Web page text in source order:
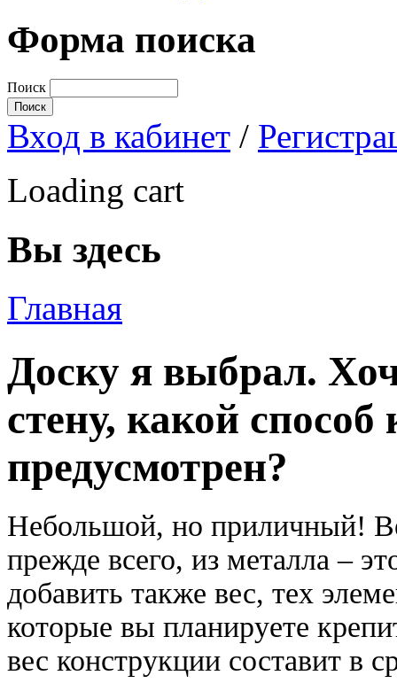
Форма поиска
Поиск
Вход в кабинет /
Loading cart
Вы здесь
Главная
Доску я выбрал.
стену, какой способ
предусмотрен?
Небольшой, но приличный!
прежде всего, из металла –
добавить также вес, тех
которые вы планируете
вес конструкции составит в